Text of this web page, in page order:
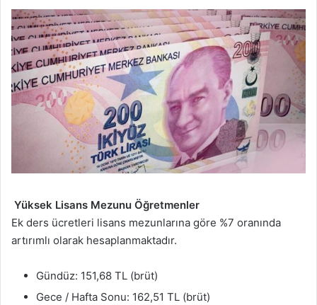
Yüksek Lisans Mezunu Öğretmenler
Ek ders ücretleri lisans mezunlarına göre %7 oranında
artırımlı olarak hesaplanmaktadır.
Gündüz: 151,68 TL (brüt)
Gece / Hafta Sonu: 162,51 TL (brüt)